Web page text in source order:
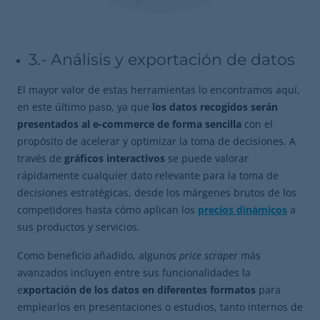
3.- Análisis y exportación de datos
El mayor valor de estas herramientas lo encontramos aquí,
en este último paso, ya que los datos recogidos serán
presentados al e-commerce de forma sencilla con el
propósito de acelerar y optimizar la toma de decisiones. A
través de gráficos interactivos se puede valorar
rápidamente cualquier dato relevante para la toma de
decisiones estratégicas, desde los márgenes brutos de los
competidores hasta cómo aplican los precios dinámicos a
sus productos y servicios.
Como beneficio añadido, algunos price scraper más
avanzados incluyen entre sus funcionalidades la
exportación de los datos en diferentes formatos para
emplearlos en presentaciones o estudios, tanto internos de